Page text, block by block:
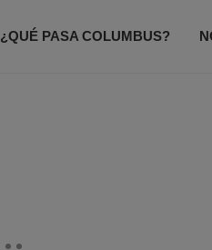
¿QUÉ PASA COLUMBUS?